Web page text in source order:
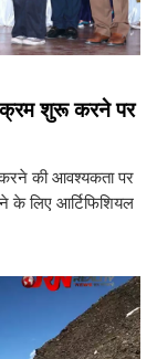
शुरू करने पर
करने की आवश्यकता पर
के लिए आर्टिफिशियल